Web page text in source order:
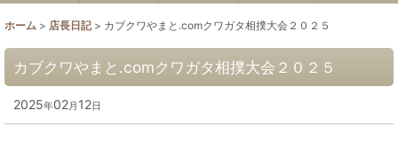
ホーム > 店長日記 > カブクワやまと.comクワガタ相撲大会２０２５
カブクワやまと.comクワガタ相撲大会２０２５
2025年02月 12日